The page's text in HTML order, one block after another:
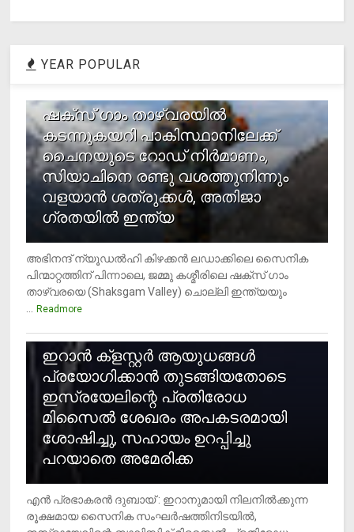
YEAR POPULAR
ഷക്സ് ​ഗാം താഴ്‌വരയിൽ
കടന്നുകയറി പാകിസ്ഥാനിലേക്ക്
ചൈനയുടെ റോഡ് നിർമാണം,
സിയാചിനെ രണ്ടു വശത്തുനിന്നും
വളയാൻ ശത്രുക്കൾ, അതിജാ​
ഗ്രതയിൽ ഇന്ത്യ
അഭിനന്ദ് ന്യൂഡൽഹി കിഴക്കൻ ലഡാക്കിലെ സൈനിക
പിന്മാറ്റത്തിന് പിന്നാലെ, ജമ്മു കശ്മീരിലെ ഷക്സ് ​ഗാം
താഴ്‌വരയെ (Shaksgam Valley) ചൊല്ലി ഇന്ത്യയും
Readmore
ഇറാന്‍ ക്‌ളസ്റ്റര്‍ ആയുധങ്ങള്‍
പ്രയോഗിക്കാന്‍ തുടങ്ങിയതോടെ
ഇസ്രയേലിന്റെ പ്രതിരോധ
മിസൈല്‍ ശേഖരം അപകടരമായി
ശോഷിച്ചു, സഹായം ഉറപ്പിച്ചു
പറയാതെ അമേരിക്ക
എന്‍ പ്രഭാകരന്‍ ദുബായ് : ഇറാനുമായി നിലനില്‍ക്കുന്ന
രൂക്ഷമായ സൈനിക സംഘര്‍ഷത്തിനിടയില്‍,